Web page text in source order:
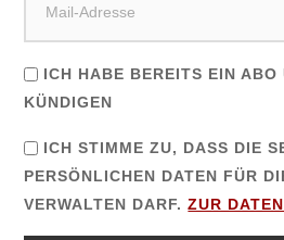
ICH HABE BEREITS EIN ABO
KÜNDIGEN
ICH STIMME ZU, DASS DIE
PERSÖNLICHEN DATEN FÜR
VERWALTEN DARF.ZUR